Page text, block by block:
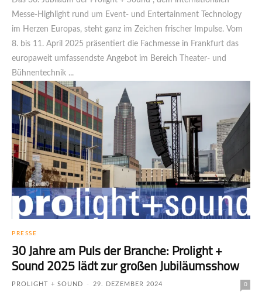
Messe-Highlight rund um Event- und Entertainment Technology
im Herzen Europas, steht ganz im Zeichen frischer Impulse. Vom
8. bis 11. April 2025 prä­sen­tiert die Fachmesse in Frankfurt das
europaweit umfassend­ste Angebot im Bereich Theater- und
Bühnentechnik ...
PRESSE
30 Jahre am Puls der Branche: Prolight +
Sound 2025 lädt zur großen Jubiläumsshow
PROLIGHT + SOUND - 29. DEZEMBER 2024 0